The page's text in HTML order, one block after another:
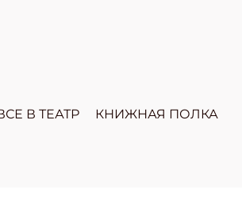
В ТЕАТР КНИЖНАЯ ПОЛКА